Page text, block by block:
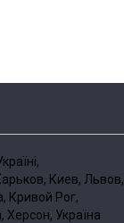
Киев, Львов,
Кривой Рог,
Херсон, Україна